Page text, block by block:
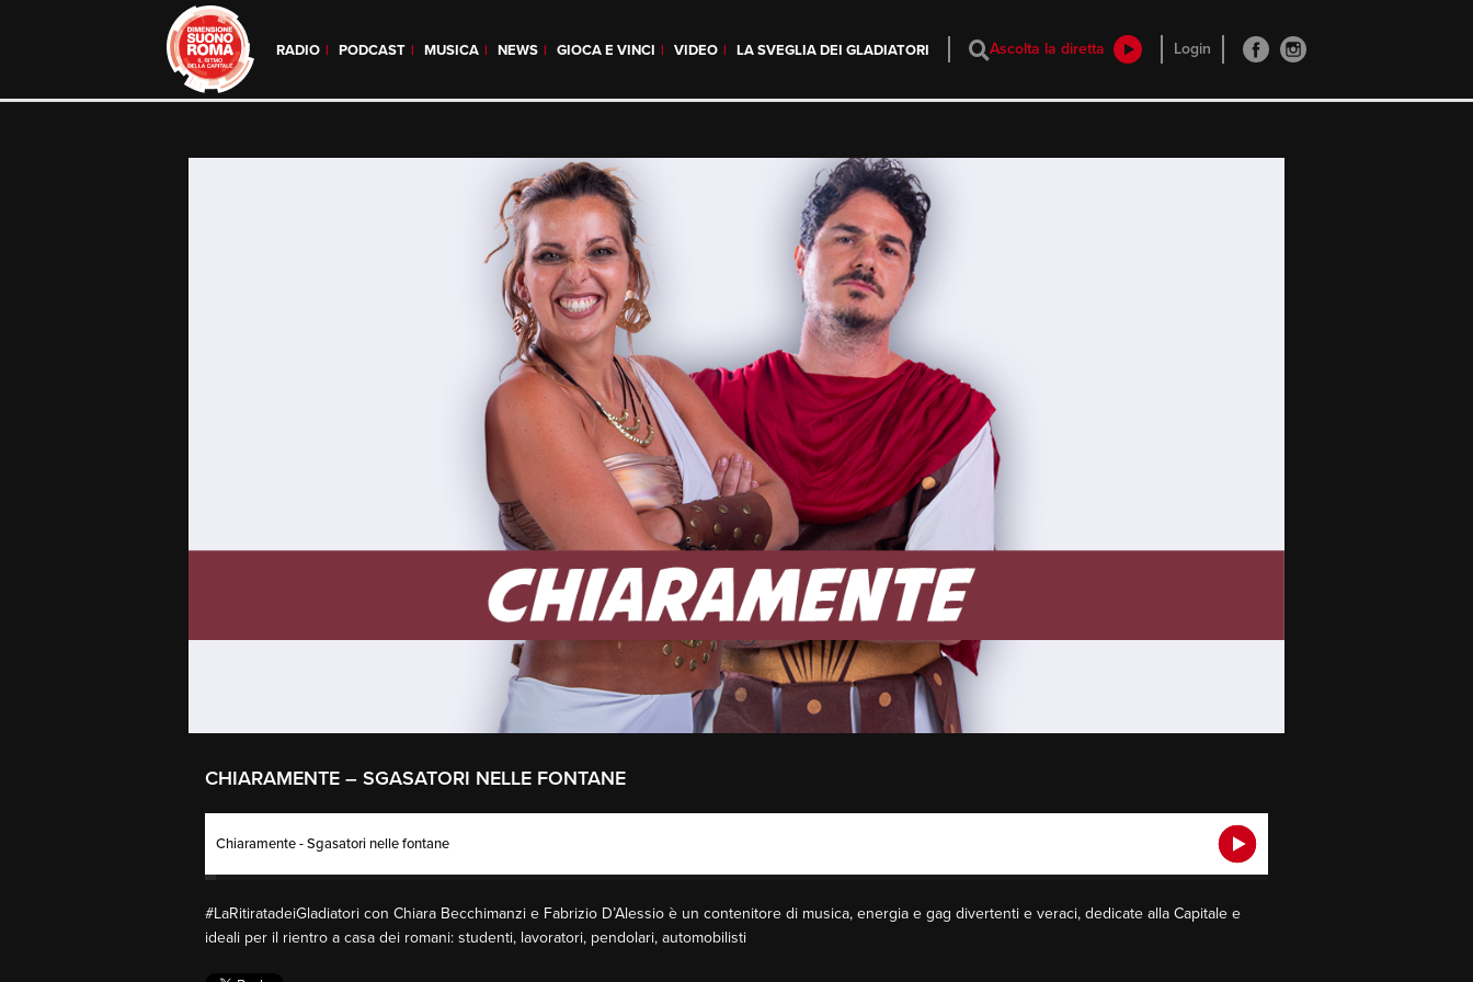
RADIO PODCAST MUSICA NEWS GIOCA E VINCI VIDEO LA SVEGLIA DEI GLADIATORI Ascolta la diretta Login
CHIARAMENTE – SGASATORI NELLE FONTANE
Chiaramente - Sgasatori nelle fontane
#LaRitiratadeiGladiatori con Chiara Becchimanzi e Fabrizio D’Alessio è un contenitore di musica, energia e gag divertenti e veraci, dedicate alla Capitale e
ideali per il rientro a casa dei romani: studenti, lavoratori, pendolari, automobilisti